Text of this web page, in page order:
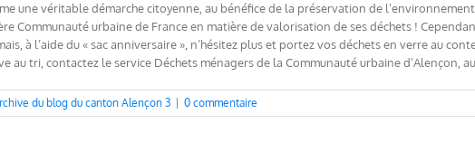
une véritable démarche citoyenne, au bénéfice de la préservation de
Communauté urbaine de France en matière de valorisation de ses déchets !
à l’aide du « sac anniversaire », n’hésitez plus et portez vos déchets en verre au
tri, contactez le service Déchets ménagers de la Communauté urbaine d’Alençon,
du blog du canton Alençon 3 0 commentaire